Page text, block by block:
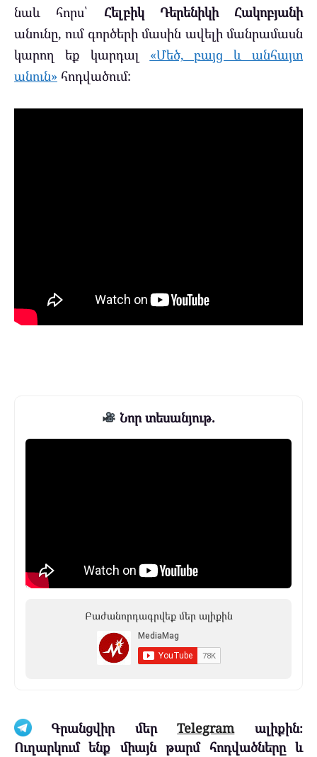
նաև հորս՝ Հելբիկ Դերենիկի Հակոբյանի
անունը, ում գործերի մասին ավելի մանրամասն
կարող եք կարդալ «Մեծ, բայց և անհայտ
անուն» հոդվածում:
Նոր տեսանյութ.
Բաժանորդագրվեք մեր ալիքին
Գրանցվիր մերTelegramալիքին։
Ուղարկում ենք միայն թարմ հոդվածները և